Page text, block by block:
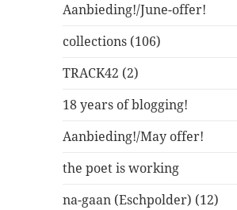
Aanbieding!/June-offer!
collections (106)
TRACK42 (2)
18 years of blogging!
Aanbieding!/May offer!
the poet is working
na-gaan (Eschpolder) (12)